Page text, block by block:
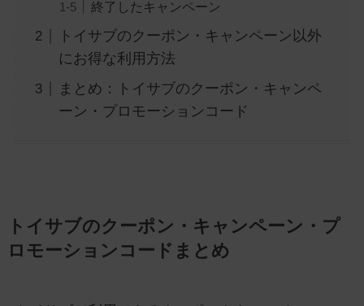
終了したキャンペーン
トイサブのクーポン・キャンペーン以外
にお得な利用方法
まとめ：トイサブのクーポン・キャンペ
ーン・プロモーションコード
トイサブのクーポン・キャンペーン・プ
ロモーションコードまとめ